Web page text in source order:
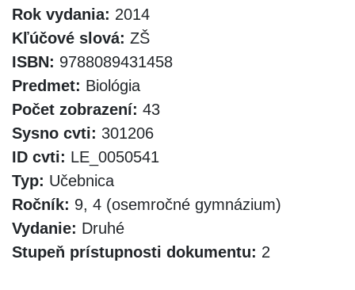
Rok vydania: 2014
Kľúčové slová: ZŠ
ISBN: 9788089431458
Predmet: Biológia
Počet zobrazení: 43
Sysno cvti: 301206
ID cvti: LE_0050541
Typ: Učebnica
Ročník: 9, 4 (osemročné gymnázium)
Vydanie: Druhé
Stupeň prístupnosti dokumentu: 2